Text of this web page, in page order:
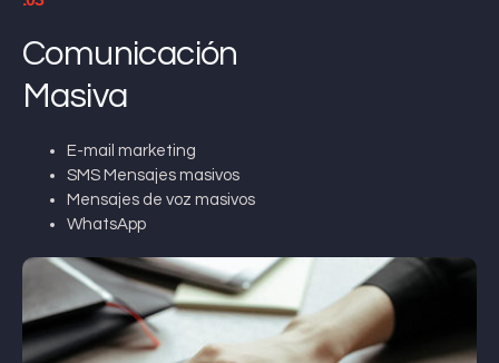
Comunicación
Masiva
E-mail marketing
SMS Mensajes masivos
Mensajes de voz masivos
WhatsApp